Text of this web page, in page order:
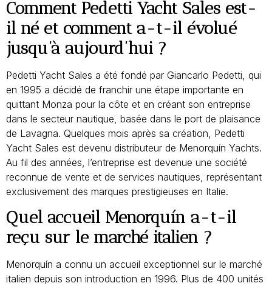
Comment Pedetti Yacht Sales est-
il né et comment a-t-il évolué
jusqu’à aujourd’hui ?
Pedetti Yacht Sales a été fondé par Giancarlo Pedetti, qui
en 1995 a décidé de franchir une étape importante en
quittant Monza pour la côte et en créant son entreprise
dans le secteur nautique, basée dans le port de plaisance
de Lavagna. Quelques mois après sa création, Pedetti
Yacht Sales est devenu distributeur de Menorquín Yachts.
Au fil des années, l’entreprise est devenue une société
reconnue de vente et de services nautiques, représentant
exclusivement des marques prestigieuses en Italie.
Quel accueil Menorquín a-t-il
reçu sur le marché italien ?
Menorquín a connu un accueil exceptionnel sur le marché
italien depuis son introduction en 1996. Plus de 400 unités